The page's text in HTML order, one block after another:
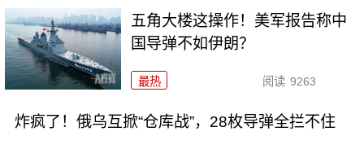
五角大楼这操作！美军报告称中
国导弹不如伊朗？
最热 阅读 9263
炸疯了！俄乌互掀“仓库战”，28枚导弹全拦不住